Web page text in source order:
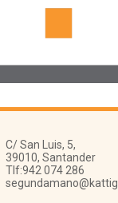
C/ San Luis, 5,
39010, Santander
Tlf:942 074 286